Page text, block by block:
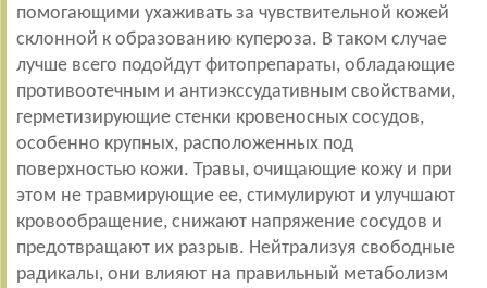
помогающими ухаживать за чувствительной кожей
склонной к образованию купероза. В таком случае
лучше всего подойдут фитопрепараты, обладающие
противоотечным и антиэкссудативным свойствами,
герметизирующие стенки кровеносных сосудов,
особенно крупных, расположенных под
поверхностью кожи. Травы, очищающие кожу и при
этом не травмирующие ее, стимулируют и улучшают
кровообращение, снижают напряжение сосудов и
предотвращают их разрыв. Нейтрализуя свободные
радикалы, они влияют на правильный метаболизм